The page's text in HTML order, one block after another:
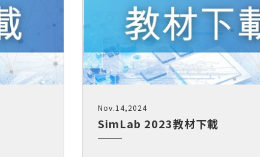
Nov.14,2024
SimLab 2023教材下載